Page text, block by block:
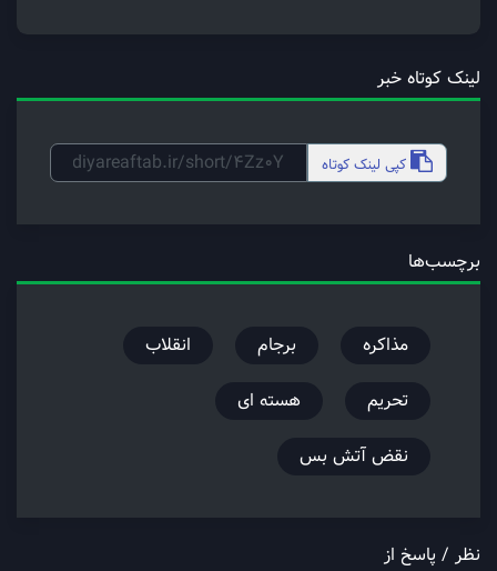
لینک کوتاه خبر
کپی لینک کوتاه
برچسب‌ها
مذاکره برجام
انقلاب
تحریم
هسته ای
نقض آتش بس
نظر / پاسخ از